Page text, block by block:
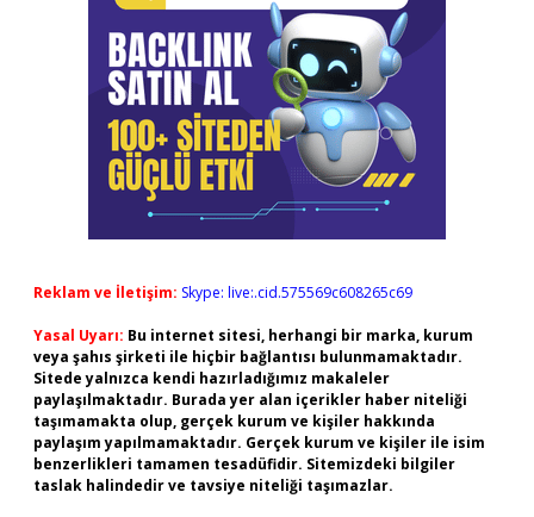
Reklam ve İletişim: Skype: live:.cid.575569c608265c69
Yasal Uyarı: Bu internet sitesi, herhangi bir marka, kurum
veya şahıs şirketi ile hiçbir bağlantısı bulunmamaktadır.
Sitede yalnızca kendi hazırladığımız makaleler
paylaşılmaktadır. Burada yer alan içerikler haber niteliği
taşımamakta olup, gerçek kurum ve kişiler hakkında
paylaşım yapılmamaktadır. Gerçek kurum ve kişiler ile isim
benzerlikleri tamamen tesadüfidir. Sitemizdeki bilgiler
taslak halindedir ve tavsiye niteliği taşımazlar.